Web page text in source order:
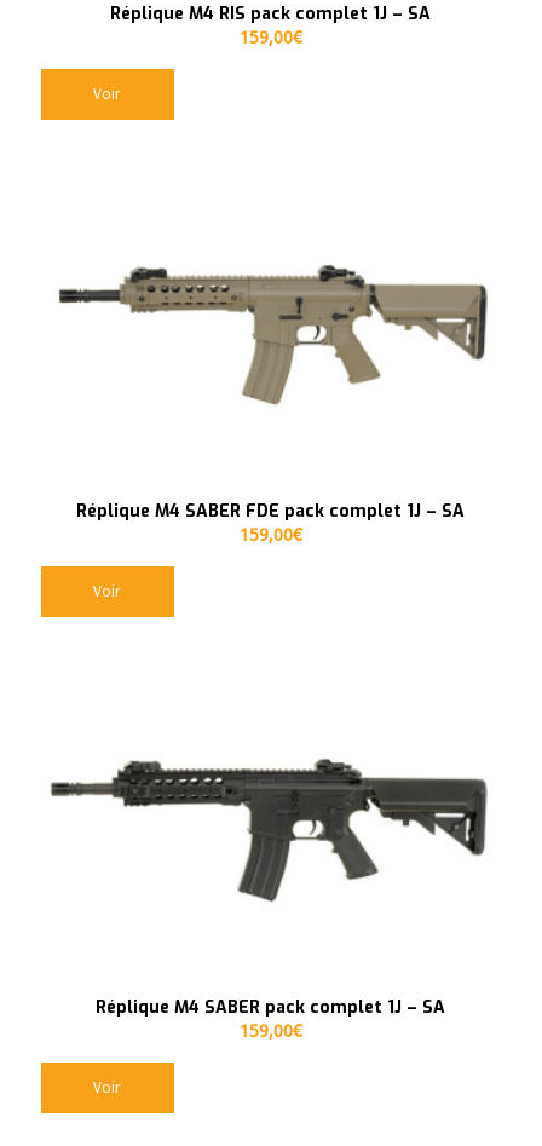
Réplique M4 RIS pack complet 1J – SA
159,00€
Voir
Réplique M4 SABER FDE pack complet 1J – SA
159,00€
Voir
Réplique M4 SABER pack complet 1J – SA
159,00€
Voir